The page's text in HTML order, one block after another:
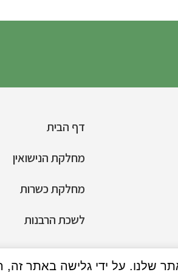
דף הבית
מחלקת הנישואין
מחלקת כשרות
לשכת הרבנות
הצהרת נגישות